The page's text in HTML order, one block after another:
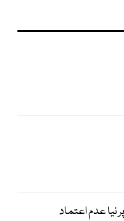
نیا عدم اعتماد